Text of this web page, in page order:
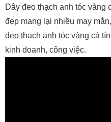
Dây đeo thạch anh tóc vàng
đẹp mang lại nhiều may
đeo thạch anh tóc vàng cá
kinh doanh, công việc.